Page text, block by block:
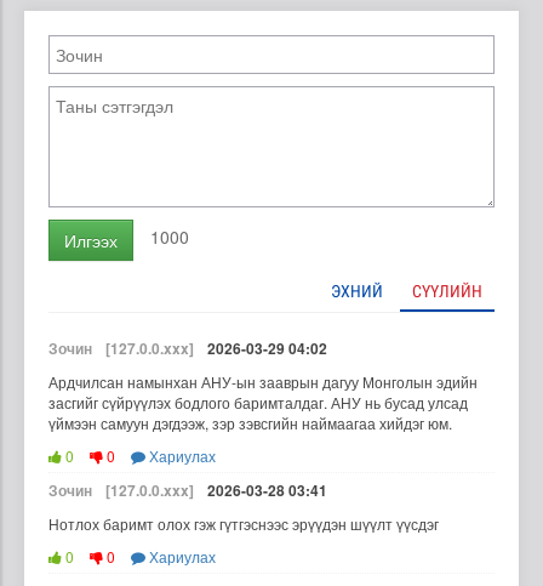
Илгээх 1000
ЭХНИЙ СҮҮЛИЙН
Зочин [127.0.0.xxx] 2026-03-29 04:02
Ардчилсан намынхан АНУ-ын зааврын дагуу Монголын эдийн
засгийг сүйрүүлэх бодлого баримталдаг. АНУ нь бусад улсад
үймээн самуун дэгдээж, зэр зэвсгийн наймаагаа хийдэг юм.
0
0 Хариулах
Зочин [127.0.0.xxx] 2026-03-28 03:41
Нотлох баримт олох гэж гүтгэснээс эрүүдэн шүүлт үүсдэг
0
0 Хариулах